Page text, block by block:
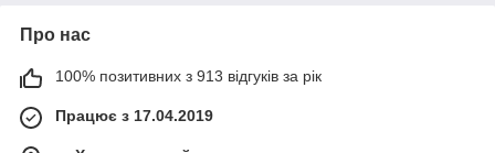
Про нас
100% позитивних з 913 відгуків за рік
Працює з 17.04.2019